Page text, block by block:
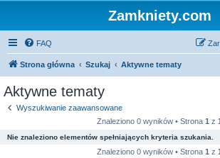
Zamkniety.com
FAQ
Strona główna Szukaj Aktywne tematy
Aktywne tematy
Wyszukiwanie zaawansowane
Znaleziono 0 wyników • Strona 1 z
Nie znaleziono elementów spełniających kryteria szukania.
Znaleziono 0 wyników • Strona 1 z